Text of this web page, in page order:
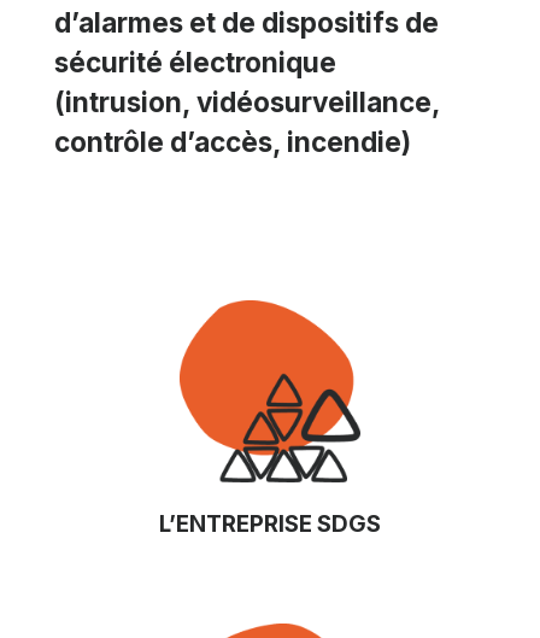
d’alarmes et de dispositifs de
sécurité électronique
(intrusion, vidéosurveillance,
contrôle d’accès, incendie)
L’ENTREPRISE SDGS